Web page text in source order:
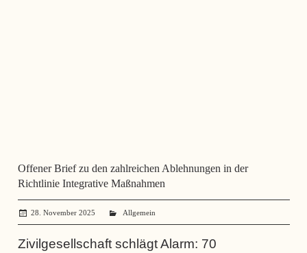
Offener Brief zu den zahlreichen Ablehnungen in der
Richtlinie Integrative Maßnahmen
28. November 2025 administrator
Allgemein
Zivilgesellschaft schlägt Alarm: 70